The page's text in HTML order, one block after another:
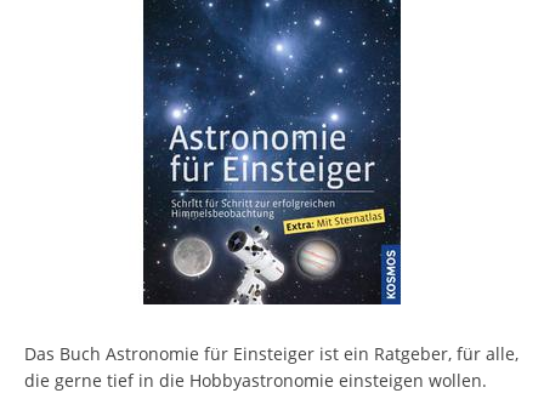
Das Buch Astronomie für Einsteiger ist ein Ratgeber, für alle,
die gerne tief in die Hobbyastronomie einsteigen wollen.